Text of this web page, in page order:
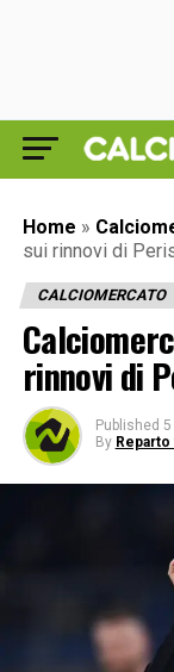
Home »
sui rinnovi di
CALCIOMERCATO
rinnovi di
Published
By